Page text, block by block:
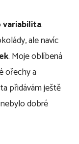
variabilita.
ale navíc
. Moje oblíbená
ořechy a
přidávám ještě
dobré